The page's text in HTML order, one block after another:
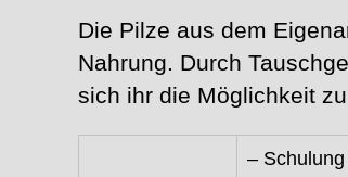
Die Pilze aus dem
Nahrung. Durch
sich ihr die Möglichkeit
–